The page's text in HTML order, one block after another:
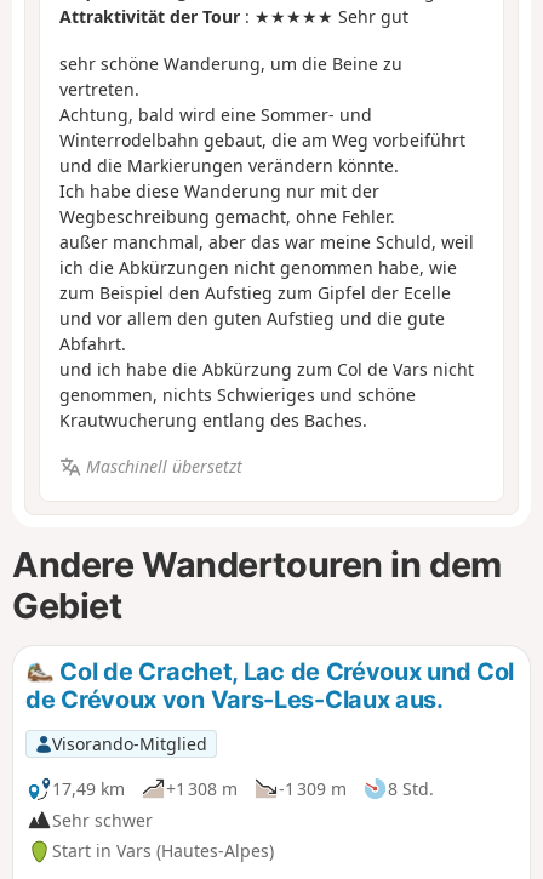
Attraktivität der Tour : ★★★★★ Sehr gut
sehr schöne Wanderung, um die Beine zu
vertreten.
Achtung, bald wird eine Sommer- und
Winterrodelbahn gebaut, die am Weg vorbeiführt
und die Markierungen verändern könnte.
Ich habe diese Wanderung nur mit der
Wegbeschreibung gemacht, ohne Fehler.
außer manchmal, aber das war meine Schuld, weil
ich die Abkürzungen nicht genommen habe, wie
zum Beispiel den Aufstieg zum Gipfel der Ecelle
und vor allem den guten Aufstieg und die gute
Abfahrt.
und ich habe die Abkürzung zum Col de Vars nicht
genommen, nichts Schwieriges und schöne
Krautwucherung entlang des Baches.
Maschinell übersetzt
Andere Wandertouren in dem
Gebiet
Col de Crachet, Lac de Crévoux und Col
de Crévoux von Vars-Les-Claux aus.
Visorando-Mitglied
17,49 km
+1 308 m -1 309 m
8 Std.
Sehr schwer
Start in Vars (Hautes-Alpes)